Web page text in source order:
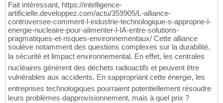
Fait intéressant, https://intelligence-
artificielle.developpez.com/actu/359905/L-alliance-
controversee-comment-l-industrie-technologique-s-approprie-l-
energie-nucleaire-pour-alimenter-l-IA-entre-solutions-
pragmatiques-et-risques-environnementaux/ Cette alliance
soulève notamment des questions complexes sur la durabilité,
la sécurité et limpact environnemental. En effet, les centrales
nucléaires génèrent des déchets radioactifs et peuvent être
vulnérables aux accidents. En sappropriant cette énergie, les
entreprises technologiques pourraient potentiellement résoudre
leurs problèmes dapprovisionnement, mais à quel prix ?